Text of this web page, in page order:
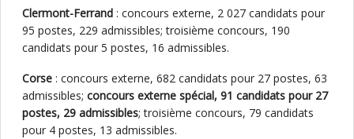
Clermont-Ferrand : concours externe, 2 027 candidats pour
95 postes, 229 admissibles; troisième concours, 190
candidats pour 5 postes, 16 admissibles.
Corse : concours externe, 682 candidats pour 27 postes, 63
admissibles; concours externe spécial, 91 candidats pour 27
postes, 29 admissibles; troisième concours, 79 candidats
pour 4 postes, 13 admissibles.